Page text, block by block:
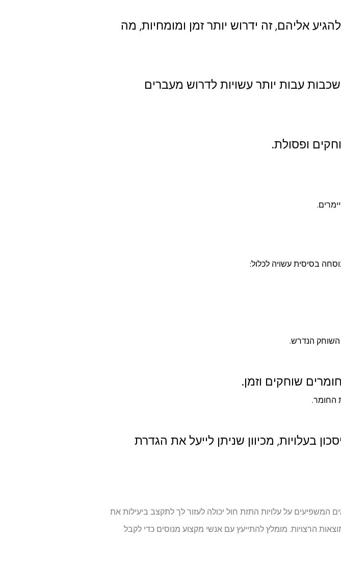
אליהם, זה ידרוש יותר זמן ומומחיות, מה
עבות יותר עשויות לדרוש מעברים
ופסולת.
בסיסית עשויה לכלול:
השוחק הנדרש.
שוחקים וזמן.
החומר.
בעלויות, מכיוון שניתן לייעל את הגדרת
המשפיעים על עלויות התזת חול יכולה לעזור לך לתקצב ביעילות את
הרצויות. מומלץ להתייעץ עם אנשי מקצוע מנוסים כדי לקבל